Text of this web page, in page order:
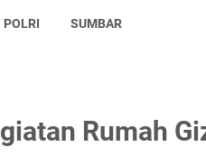
POLRI SUMBAR
Rumah